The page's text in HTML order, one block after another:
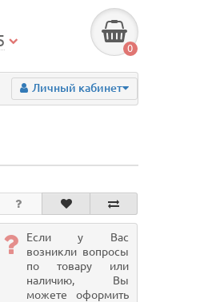
0
Личный кабинет
Если у Вас
возникли вопросы
по товару или
наличию, Вы
можете оформить